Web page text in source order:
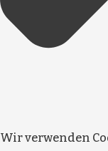
Wir verwenden